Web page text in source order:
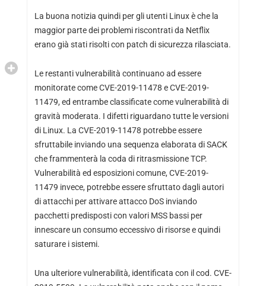
La buona notizia quindi per gli utenti Linux è che la
maggior parte dei problemi riscontrati da Netflix
erano già stati risolti con patch di sicurezza rilasciata.
Le restanti vulnerabilità continuano ad essere
monitorate comeCVE-2019-11478 eCVE-2019-
11479, ed entrambe classificate come vulnerabilità di
gravità moderata. I difetti riguardano tutte le versioni
di Linux. La CVE-2019-11478 potrebbe essere
sfruttabile inviando una sequenza elaborata di SACK
che frammenterà la coda di ritrasmissione TCP.
Vulnerabilità ed esposizioni comune, CVE-2019-
11479 invece, potrebbe essere sfruttato dagli autori
di attacchi per attivare attacco DoS inviando
pacchetti predisposti con valori MSS bassi per
innescare un consumo eccessivo di risorse e quindi
saturare i sistemi.
Una ulteriore vulnerabilità, identificata con il cod. CVE-